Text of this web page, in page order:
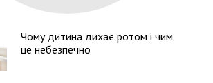
Чому дитина дихає ротом і чим
це небезпечно